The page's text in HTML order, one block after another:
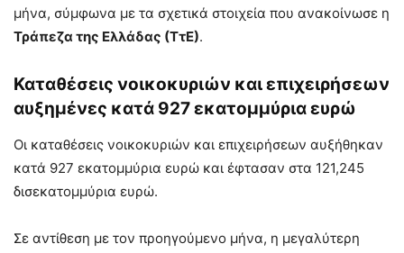
μήνα, σύμφωνα με τα σχετικά στοιχεία που ανακοίνωσε η
Τράπεζα της Ελλάδας (ΤτΕ).
Καταθέσεις νοικοκυριών και επιχειρήσεων
αυξημένες κατά 927 εκατομμύρια ευρώ
Οι καταθέσεις νοικοκυριών και επιχειρήσεων αυξήθηκαν
κατά 927 εκατομμύρια ευρώ και έφτασαν στα 121,245
δισεκατομμύρια ευρώ.
Σε αντίθεση με τον προηγούμενο μήνα, η μεγαλύτερη